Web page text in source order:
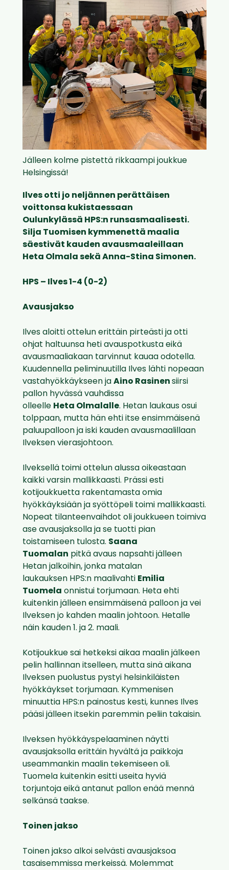
Jälleen kolme pistettä rikkaampi joukkue
Helsingissä!
Ilves otti jo neljännen perättäisen
voittonsa kukistaessaan
Oulunkylässä HPS:n runsasmaalisesti.
Silja Tuomisen kymmenettä maalia
säestivät kauden avausmaaleillaan
Heta Olmala sekä Anna-Stina Simonen.
HPS – Ilves 1-4 (0-2)
Avausjakso
Ilves aloitti ottelun erittäin pirteästi ja otti
ohjat haltuunsa heti avauspotkusta eikä
avausmaaliakaan tarvinnut kauaa odotella.
Kuudennella peliminuutilla Ilves lähti nopeaan
vastahyökkäykseen ja Aino Rasinen siirsi
pallon hyvässä vauhdissa
olleelle Heta Olmalalle. Hetan laukaus osui
tolppaan, mutta hän ehti itse ensimmäisenä
paluupalloon ja iski kauden avausmaalillaan
Ilveksen vierasjohtoon.
Ilveksellä toimi ottelun alussa oikeastaan
kaikki varsin mallikkaasti. Prässi esti
kotijoukkuetta rakentamasta omia
hyökkäyksiään ja syöttöpeli toimi mallikkaasti.
Nopeat tilanteenvaihdot oli joukkueen toimiva
ase avausjaksolla ja se tuotti pian
toistamiseen tulosta. Saana
Tuomalan pitkä avaus napsahti jälleen
Hetan jalkoihin, jonka matalan
laukauksen HPS:n maalivahti Emilia
Tuomela onnistui torjumaan. Heta ehti
kuitenkin jälleen ensimmäisenä palloon ja vei
Ilveksen jo kahden maalin johtoon. Hetalle
näin kauden 1. ja 2. maali.
Kotijoukkue sai hetkeksi aikaa maalin jälkeen
pelin hallinnan itselleen, mutta sinä aikana
Ilveksen puolustus pystyi helsinkiläisten
hyökkäykset torjumaan. Kymmenisen
minuuttia HPS:n painostus kesti, kunnes Ilves
pääsi jälleen itsekin paremmin peliin takaisin.
Ilveksen hyökkäyspelaaminen näytti
avausjaksolla erittäin hyvältä ja paikkoja
useammankin maalin tekemiseen oli.
Tuomela kuitenkin esitti useita hyviä
torjuntoja eikä antanut pallon enää mennä
selkänsä taakse.
Toinen jakso
Toinen jakso alkoi selvästi avausjaksoa
tasaisemmissa merkeissä. Molemmat